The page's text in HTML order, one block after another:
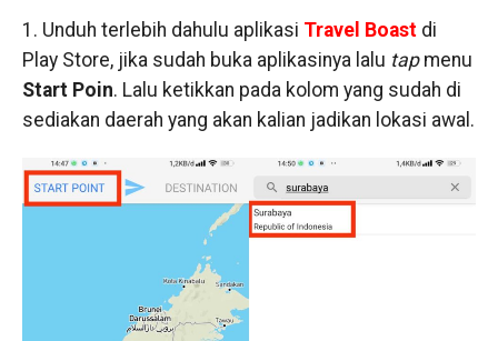
1. Unduh terlebih dahulu aplikasi Travel Boastdi
Play Store, jika sudah buka aplikasinya lalu tapmenu
Start Poin. Lalu ketikkan pada kolom yang sudah di
sediakan daerah yang akan kalian jadikan lokasi awal.